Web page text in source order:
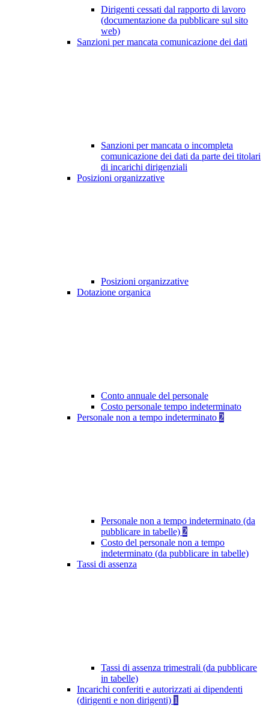
Dirigenti cessati dal rapporto di lavoro
(documentazione da pubblicare sul sito
web)
Sanzioni per mancata comunicazione dei dati
Sanzioni per mancata o incompleta
comunicazione dei dati da parte dei titolari
di incarichi dirigenziali
Posizioni organizzative
Posizioni organizzative
Dotazione organica
Conto annuale del personale
Costo personale tempo indeterminato
Personale non a tempo indeterminato 2
Personale non a tempo indeterminato (da
pubblicare in tabelle) 2
Costo del personale non a tempo
indeterminato (da pubblicare in tabelle)
Tassi di assenza
Tassi di assenza trimestrali (da pubblicare
in tabelle)
Incarichi conferiti e autorizzati ai dipendenti
(dirigenti e non dirigenti) 1